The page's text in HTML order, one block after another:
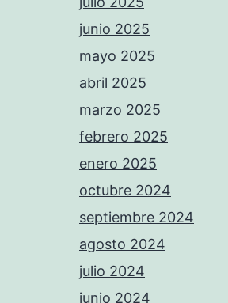
junio 2025
mayo 2025
abril 2025
marzo 2025
febrero 2025
enero 2025
octubre 2024
septiembre 2024
agosto 2024
julio 2024
junio 2024